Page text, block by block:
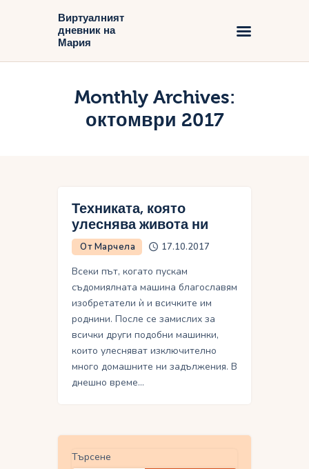
Виртуалният
дневник на
Мария
Monthly Archives:
октомври 2017
Виртуалният дневник на Мария
Блог
Техниката, която
улеснява живота ни
От Марчела 17.10.2017
Всеки път, когато пускам
съдомиялната машина благославям
изобретатели ѝ и всичките им
роднини. После се замислих за
всички други подобни машинки,
които улесняват изключително
много домашните ни задължения. В
днешно време…
Търсене